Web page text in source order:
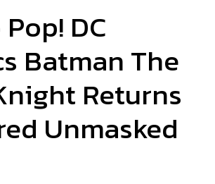
DC
Batman The
Returns
Unmasked